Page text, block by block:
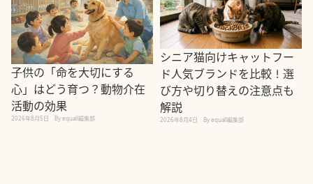
子供の「命を大切にする
心」はどう育つ？動物介在
活動の効果
2026年8月5日 By equall編集部
シニア猫向けキャットフー
ド人気ブランドを比較！選
び方や切り替えの注意点も
解説
2026年8月4日 By equall編集部